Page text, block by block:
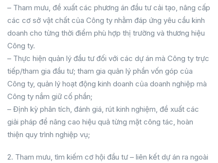
– Tham mưu, đề xuất các phương án đầu tư cải tạo, nâng cấp
các cơ sở vật chất của Công ty nhằm đáp ứng yêu cầu kinh
doanh cho từng thời điểm phù hợp thị trường và thương hiệu
Công ty.
– Thực hiện quản lý đầu tư đối với các dự án mà Công ty trực
tiếp/tham gia đầu tư; tham gia quản lý phần vốn góp của
Công ty, quản lý hoạt động kinh doanh của doanh nghiệp mà
Công ty nắm giữ cố phần;
– Định kỳ phân tích, đánh giá, rút kinh nghiệm, đề xuất các
giải pháp để nâng cao hiệu quả từng mặt công tác, hoàn
thiện quy trình nghiệp vụ;
2. Tham mưu, tìm kiếm cơ hội đầu tư – liên kết dự án ra ngoài